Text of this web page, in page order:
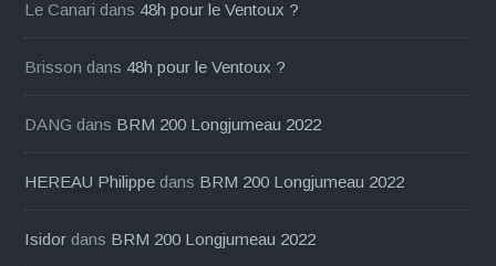
Le Canari dans 48h pour le Ventoux ?
Brisson dans 48h pour le Ventoux ?
DANG dans BRM 200 Longjumeau 2022
HEREAU Philippe dans BRM 200 Longjumeau 2022
Isidor dans BRM 200 Longjumeau 2022